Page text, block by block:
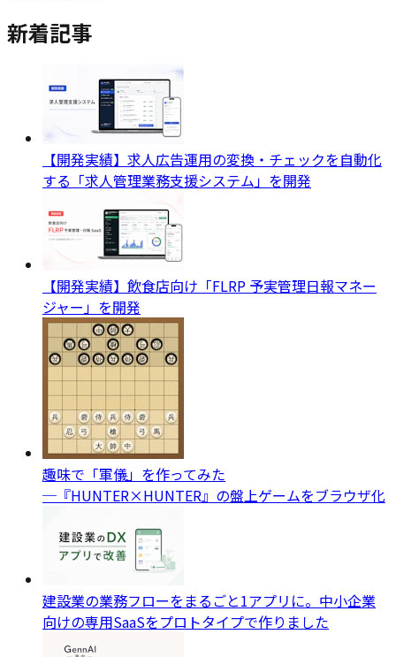
新着記事
【開発実績】求人広告運用の変換・チェックを自動化
する「求人管理業務支援システム」を開発
【開発実績】飲食店向け「FLRP 予実管理日報マネー
ジャー」を開発
趣味で「軍儀」を作ってみた
─『HUNTER×HUNTER』の盤上ゲームをブラウザ化
建設業の業務フローをまるごと1アプリに。中小企業
向けの専用SaaSをプロトタイプで作りました